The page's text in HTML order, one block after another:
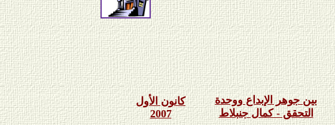
كانون الأول
2007
بين جوهر الإبداع ووحدة
التحقق - كمال جنبلاط